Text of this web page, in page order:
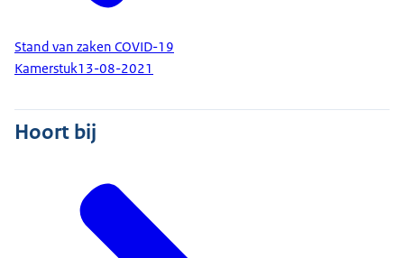
Stand van zaken COVID-19
Kamerstuk13-08-2021
Hoort bij